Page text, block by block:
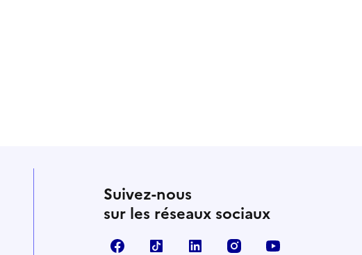
Suivez-nous
sur les réseaux sociaux
FacebookTikTok LinkedIn Instagram